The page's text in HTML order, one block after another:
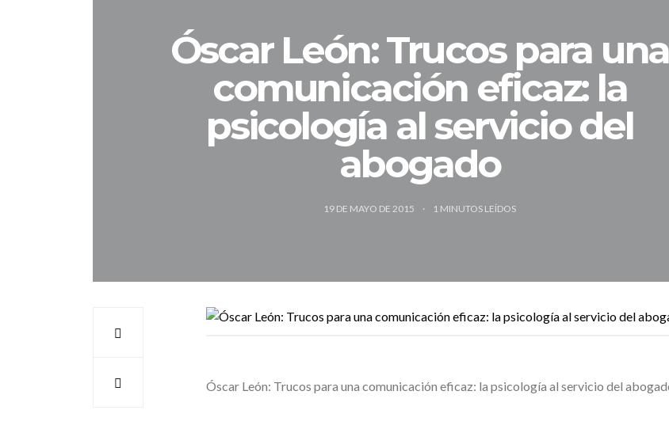
Óscar León: Trucos para una
comunicación eficaz: la
psicología al servicio del
abogado
19 DE MAYO DE 2015 1 MINUTOS LEÍDOS
Óscar León: Trucos para una comunicación eficaz: la psicología al servicio del